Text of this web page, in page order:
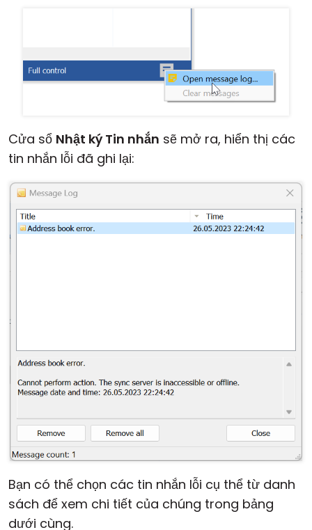
Cửa sổ Nhật ký Tin nhắn sẽ mở ra, hiển thị các
tin nhắn lỗi đã ghi lại:
Bạn có thể chọn các tin nhắn lỗi cụ thể từ danh
sách để xem chi tiết của chúng trong bảng
dưới cùng.